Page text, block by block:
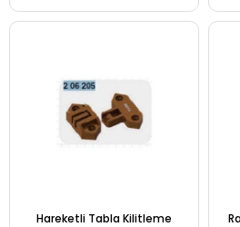
Hareketli Tabla Kilitleme